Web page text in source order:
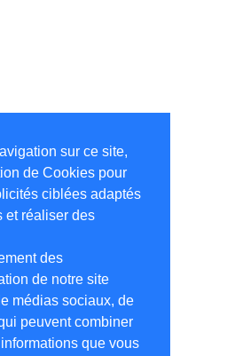
sur ce site,
de Cookies pour
ciblées adaptés
et réaliser des
des
de notre site
médias sociaux, de
peuvent combiner
que vous